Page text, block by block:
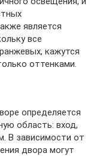
является
все
кажутся
оттенками.
определяется
область: вход,
В зависимости от
двора могут